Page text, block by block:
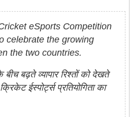
eSports Competition
celebrate the growing
the two countries.
बढ़ते व्यापार रिश्तों को देखते
ईस्पोर्ट्स प्रतियोगिता का